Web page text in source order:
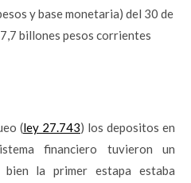
y base monetaria) del 30 de
billones pesos corrientes
(ley 27.743) los depositos en
financiero tuvieron un
bien la primer estapa estaba